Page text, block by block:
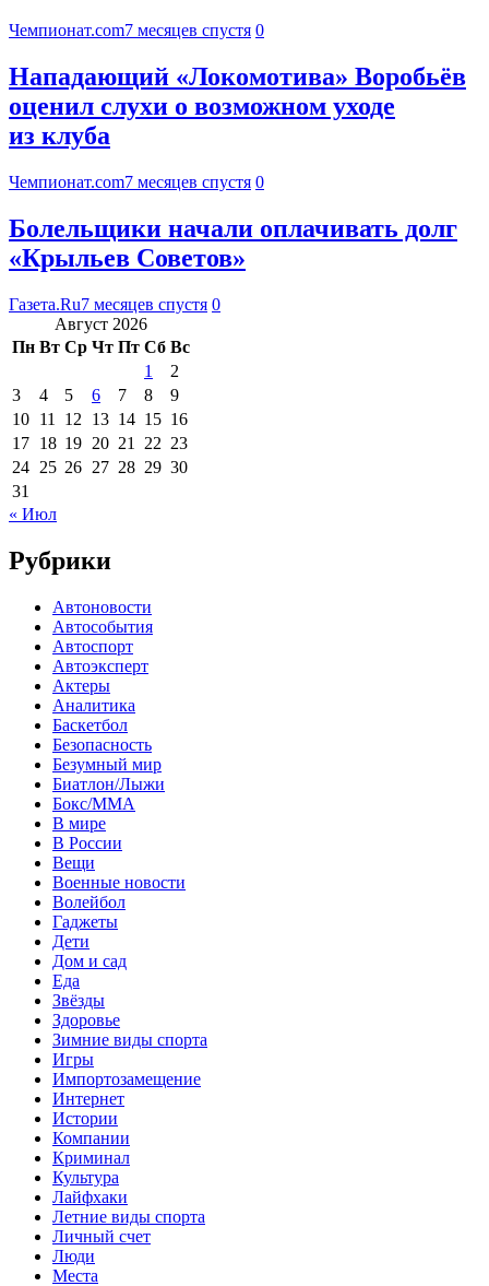
Чемпионат.com7 месяцев спустя 0
Нападающий «Локомотива» Воробьёв
оценил слухи о возможном уходе
из клуба
Чемпионат.com7 месяцев спустя 0
Болельщики начали оплачивать долг
«Крыльев Советов»
Газета.Ru7 месяцев спустя 0
Август 2026
Пн Вт Ср Чт Пт Сб Вс
1
2
3
4 5 6 7 8
9
10 11 12 13 14 15 16
17 18 19 20 21 22 23
24 25 26 27 28 29 30
31
« Июл
Рубрики
Автоновости
Автособытия
Автоспорт
Автоэксперт
Актеры
Аналитика
Баскетбол
Безопасность
Безумный мир
Биатлон/Лыжи
Бокс/MMA
В мире
В России
Вещи
Военные новости
Волейбол
Гаджеты
Дети
Дом и сад
Еда
Звёзды
Здоровье
Зимние виды спорта
Игры
Импортозамещение
Интернет
Истории
Компании
Криминал
Культура
Лайфхаки
Летние виды спорта
Личный счет
Люди
Места